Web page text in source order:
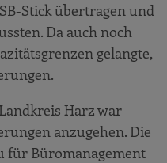
Stick übertragen und
Da auch noch
gelangte,
Harz war
anzugehen. Die
für Büromanagement